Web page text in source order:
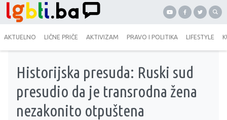
AKTUELNO LIČNE PRIČE AKTIVIZAM PRAVO I POLITIKA LIFESTYLE
Historijska presuda: Ruski sud
presudio da je transrodna žena
nezakonito otpuštena